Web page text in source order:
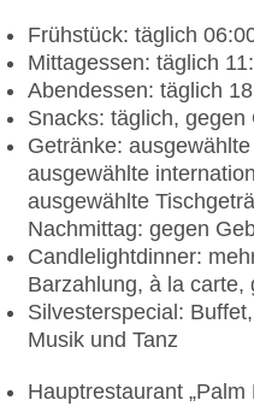
Frühstück: täglich
Mittagessen: täglich
Abendessen: täglich
Snacks: täglich,
Getränke:
ausgewählte
ausgewählte
Nachmittag: gegen
Candlelightdinner:
Barzahlung, à la carte,
Silvesterspecial:
Musik und Tanz
Hauptrestaurant